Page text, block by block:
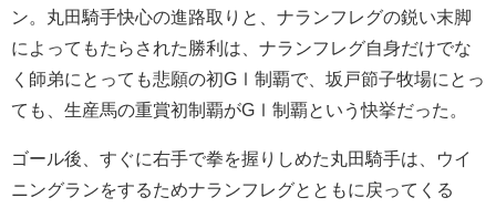
ン。丸田騎手快心の進路取りと、ナランフレグの鋭い末脚
によってもたらされた勝利は、ナランフレグ自身だけでな
く師弟にとっても悲願の初GⅠ制覇で、坂戸節子牧場にとっ
ても、生産馬の重賞初制覇がGⅠ制覇という快挙だった。
ゴール後、すぐに右手で拳を握りしめた丸田騎手は、ウイ
ニングランをするためナランフレグとともに戻ってくる